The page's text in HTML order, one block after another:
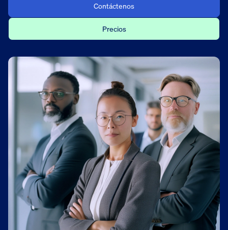
Contáctenos
Precios